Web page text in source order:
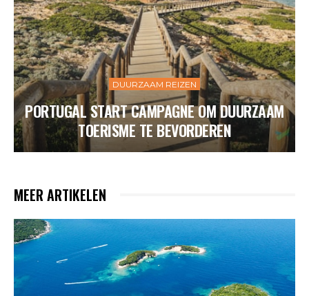
DUURZAAM REIZEN
PORTUGAL START CAMPAGNE OM DUURZAAM
TOERISME TE BEVORDEREN
MEER ARTIKELEN